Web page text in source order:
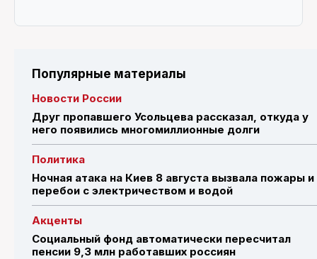
Популярные материалы
Новости России
Друг пропавшего Усольцева рассказал, откуда у
него появились многомиллионные долги
Политика
Ночная атака на Киев 8 августа вызвала пожары и
перебои с электричеством и водой
Акценты
Социальный фонд автоматически пересчитал
пенсии 9,3 млн работавших россиян